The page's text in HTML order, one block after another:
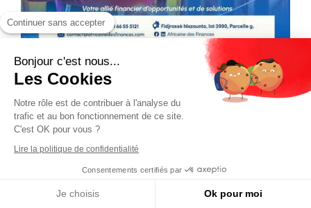
Continuer sans accepter
Bonjour c'est nous...
Les Cookies
Notre rôle est de contribuer à l'analyse du
trafic et au bon fonctionnement de ce site.
C'est OK pour vous ?
Lire la politique de confidentialité
Consentements certifiés par
Je choisis Ok pour moi